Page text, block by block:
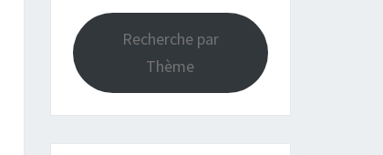
Recherche par
Thème